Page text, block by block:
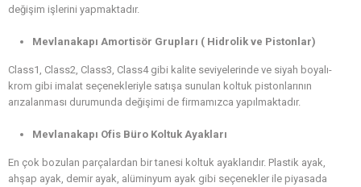
değişim işlerini yapmaktadır.
Mevlanakapı Amortisör Grupları ( Hidrolik ve Pistonlar)
Class1, Class2, Class3, Class4 gibi kalite seviyelerinde ve siyah boyalı-
krom gibi imalat seçenekleriyle satışa sunulan koltuk pistonlarının
arızalanması durumunda değişimi de firmamızca yapılmaktadır.
Mevlanakapı Ofis Büro Koltuk Ayakları
En çok bozulan parçalardan bir tanesi koltuk ayaklarıdır. Plastik ayak,
ahşap ayak, demir ayak, alüminyum ayak gibi seçenekler ile piyasada